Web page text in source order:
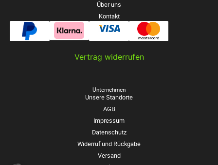
Über uns
Kontakt
Vertrag widerrufen
Unternehmen
Unsere Standorte
AGB
Impressum
Datenschutz
Widerruf und Rückgabe
Versand